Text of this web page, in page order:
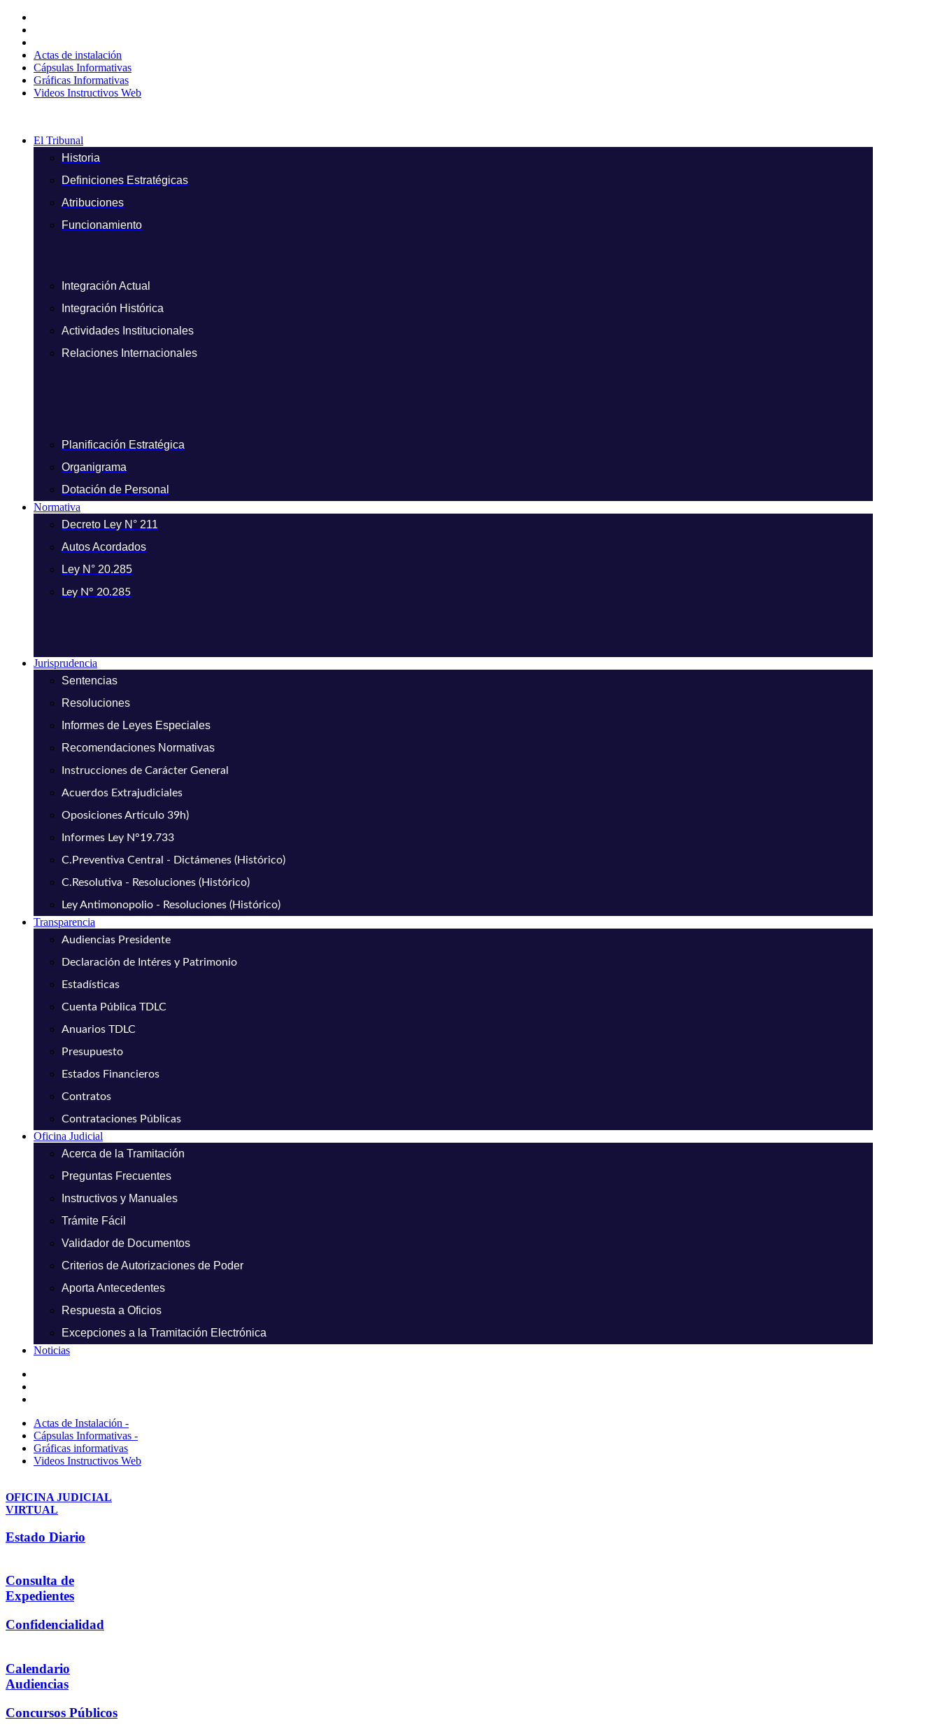
contenido
Actas de instalación
Cápsulas Informativas
Gráficas Informativas
Videos Instructivos Web
El Tribunal
Historia
Definiciones Estratégicas
Atribuciones
Funcionamiento
Integración Actual
Integración Histórica
Actividades Institucionales
Relaciones Internacionales
Planificación Estratégica
Organigrama
Dotación de Personal
Normativa
Decreto Ley N° 211
Autos Acordados
Ley N° 20.285
Ley N° 20.285
Jurisprudencia
Sentencias
Resoluciones
Informes de Leyes Especiales
Recomendaciones Normativas
Instrucciones de Carácter General
Acuerdos Extrajudiciales
Oposiciones Artículo 39h)
Informes Ley N°19.733
C.Preventiva Central - Dictámenes (Histórico)
C.Resolutiva - Resoluciones (Histórico)
Ley Antimonopolio - Resoluciones (Histórico)
Transparencia
Audiencias Presidente
Declaración de Intéres y Patrimonio
Estadísticas
Cuenta Pública TDLC
Anuarios TDLC
Presupuesto
Estados Financieros
Contratos
Contrataciones Públicas
Oficina Judicial
Acerca de la Tramitación
Preguntas Frecuentes
Instructivos y Manuales
Trámite Fácil
Validador de Documentos
Criterios de Autorizaciones de Poder
Aporta Antecedentes
Respuesta a Oficios
Excepciones a la Tramitación Electrónica
Noticias
Actas de Instalación -
Cápsulas Informativas -
Gráficas informativas
Videos Instructivos Web
OFICINA JUDICIAL
VIRTUAL
Estado Diario
Consulta de
Expedientes
Confidencialidad
Calendario
Audiencias
Concursos Públicos